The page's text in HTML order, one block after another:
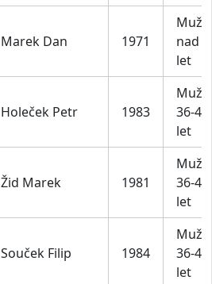
Marek Dan 1971
Muži
nad
let
Holeček Petr 1983
Muži
36-45
let
Žid Marek 1981
Muži
36-45
let
Souček Filip 1984
Muži
36-45
let